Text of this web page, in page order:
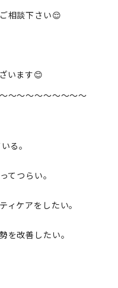
相談下さい😌
います😊
〜〜〜〜〜〜〜〜〜
る。
てつらい。
ケアをしたい。
改善したい。